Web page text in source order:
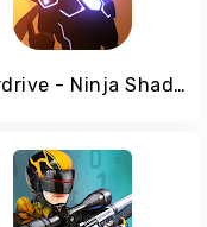
Overdrive - Ninja Shadow Revenge